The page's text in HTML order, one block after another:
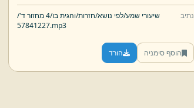
נתיב שיעורי שמע/לפי נושא/חזרות/והגית בו/4 מחזור ד'/
57841227.mp3
הוסף סימניה הורד